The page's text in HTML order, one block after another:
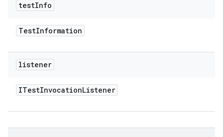
testInfo
TestInformation
listener
ITestInvocationListener